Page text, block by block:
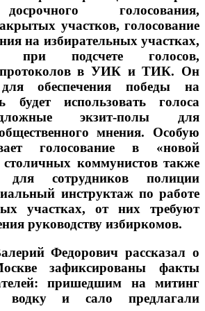
голосования,
участков, голосование
на избирательных участках,
при подсчете голосов,
протоколов в УИК и ТИК. Он
обеспечения победы на
будет использовать голоса
экзит-полы для
мнения. Особую
голосование в «новой
коммунистов также
сотрудников полиции
инструктаж по работе
участках, от них требуют
руководству избиркомов.
Федорович рассказал о
зафиксированы факты
пришедшим на митинг
водку и сало предлагали